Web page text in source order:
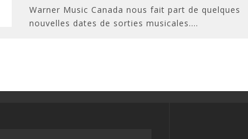
Warner Music Canada nous fait part de quelques
nouvelles dates de sorties musicales....